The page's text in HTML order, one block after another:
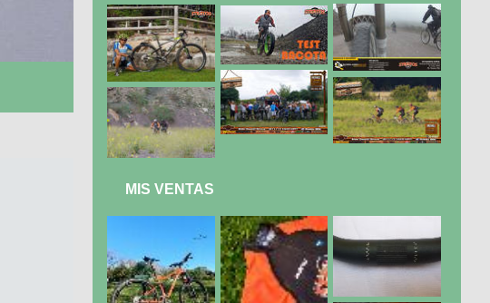
MIS VENTAS